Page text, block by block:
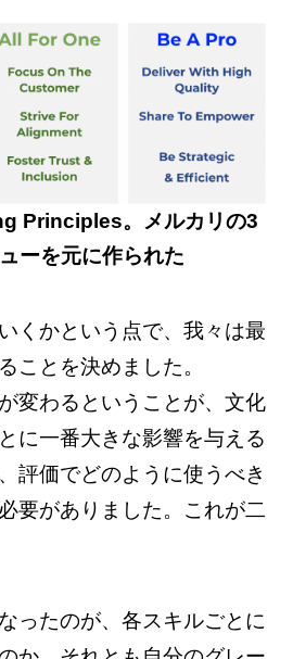
Principles。メルカリの3
ーを元に作られた
くかという点で、我々は最
ことを決めました。
変わるということが、文化
に一番大きな影響を与える
評価でどのように使うべき
要がありました。これが二
ったのが、各スキルごとに